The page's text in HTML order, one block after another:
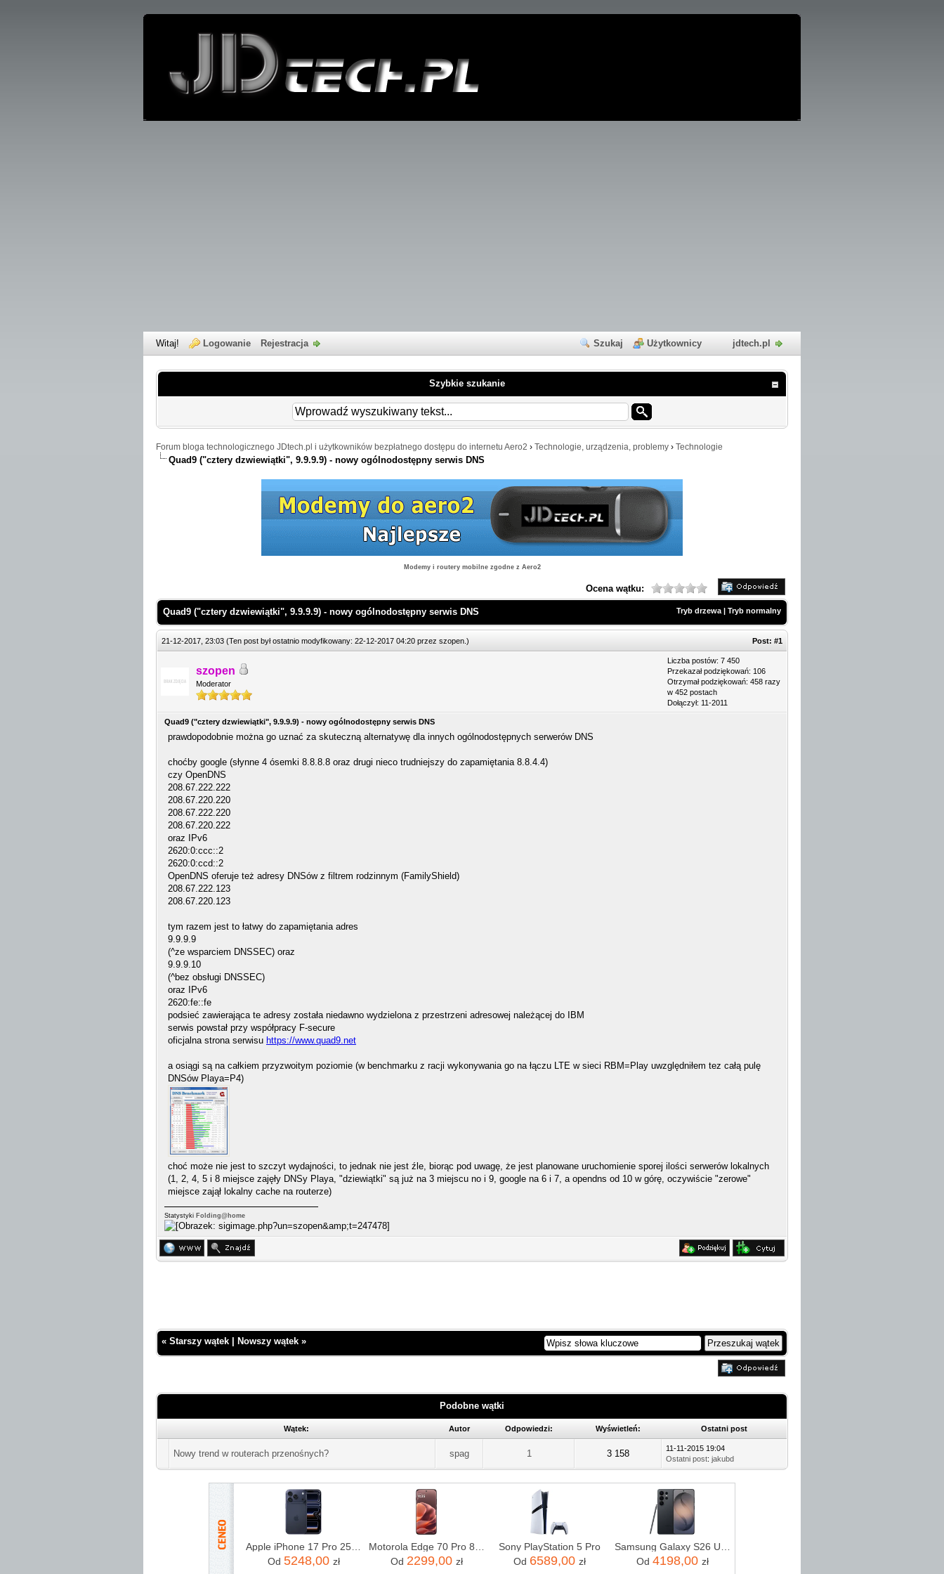
Szukaj Użytkownicy jdtech.pl
Witaj! Logowanie Rejestracja
Szybkie szukanie
Forum bloga technologicznego JDtech.pl i użytkowników bezpłatnego dostępu do internetu Aero2 › Technologie, urządzenia, problemy › Technologie
Quad9 ("cztery dzwiewiątki", 9.9.9.9) - nowy ogólnodostępny serwis DNS
Modemy i routery mobilne zgodne z Aero2
Ocena wątku:
Tryb drzewa | Tryb normalny
Quad9 ("cztery dzwiewiątki", 9.9.9.9) - nowy ogólnodostępny serwis DNS
21-12-2017, 23:03 (Ten post był ostatnio modyfikowany: 22-12-2017 04:20 przez szopen ) Post: #1
szopen
Moderator
Liczba postów: 7 450
Przekazał podziękowań: 106
Otrzymał podziękowań: 458 razy
w 452 postach
Dołączył: 11-2011
Quad9 ("cztery dzwiewiątki", 9.9.9.9) - nowy ogólnodostępny serwis DNS
prawdopodobnie można go uznać za skuteczną alternatywę dla innych ogólnodostępnych serwerów DNS
choćby google (słynne 4 ósemki 8.8.8.8 oraz drugi nieco trudniejszy do zapamiętania 8.8.4.4)
czy OpenDNS
208.67.222.222
208.67.220.220
208.67.222.220
208.67.220.222
oraz IPv6
2620:0:ccc::2
2620:0:ccd::2
OpenDNS oferuje też adresy DNSów z filtrem rodzinnym (FamilyShield)
208.67.222.123
208.67.220.123
tym razem jest to łatwy do zapamiętania adres
9.9.9.9
(^ze wsparciem DNSSEC) oraz
9.9.9.10
(^bez obsługi DNSSEC)
oraz IPv6
2620:fe::fe
podsieć zawierająca te adresy została niedawno wydzielona z przestrzeni adresowej należącej do IBM
serwis powstał przy współpracy F-secure
oficjalna strona serwisu https://www.quad9.net
a osiągi są na całkiem przyzwoitym poziomie (w benchmarku z racji wykonywania go na łączu LTE w sieci RBM=Play uwzględniłem tez całą pulę
DNSów Playa=P4)
choć może nie jest to szczyt wydajności, to jednak nie jest źle, biorąc pod uwagę, że jest planowane uruchomienie sporej ilości serwerów lokalnych
(1, 2, 4, 5 i 8 miejsce zajęły DNSy Playa, "dziewiątki" są już na 3 miejscu no i 9, google na 6 i 7, a opendns od 10 w górę, oczywiście "zerowe"
miejsce zajął lokalny cache na routerze)
Statystyki Folding@home
« Starszy wątek Nowszy wątek »
Podobne wątki
Wątek: Autor Odpowiedzi: Wyświetleń: Ostatni post
Nowy trend w routerach przenośnych? spag 1 3 158
11-11-2015 19:04
Ostatni post: jakubd
Apple iPhone 17 Pro 256GB Głębinowy błękit
Od 5248,00 zł
Od 2299,00 zł
Sony PlayStation 5 Pro
Od 6589,00 zł
Od 4198,00 zł